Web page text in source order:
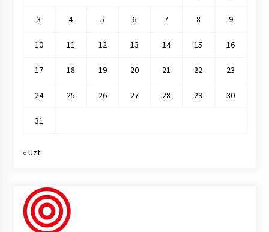
3 4 5 6 7 8 9
10 11 12 13 14 15 16
17 18 19 20 21 22 23
24 25 26 27 28 29 30
31
« Uzt